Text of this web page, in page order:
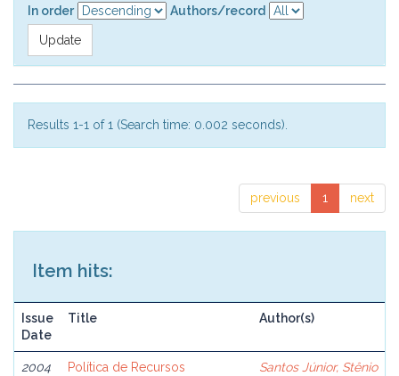
In order
Authors/record
Results 1-1 of 1 (Search time: 0.002 seconds).
previous 1 next
Item hits:
Issue
Date
Title Author(s)
2004
Política de Recursos
Santos Júnior, Stênio